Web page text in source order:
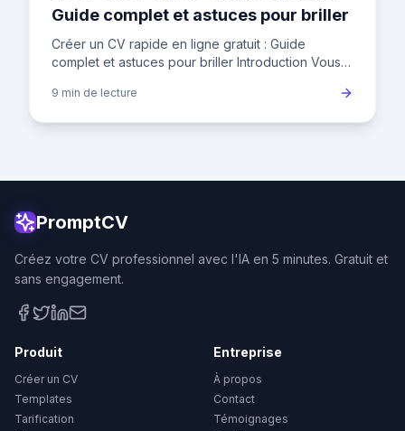
Guide complet et astuces pour briller
Créer un CV rapide en ligne gratuit : Guide
complet et astuces pour briller Introduction Vous
cette offre allécha
9 min de lecture
PromptCV
Créez votre CV professionnel avec l'IA en 5 minutes. Gratuit et
sans engagement.
Produit
Créer un CV
Templates
Tarification
Entreprise
À propos
Contact
Témoignages